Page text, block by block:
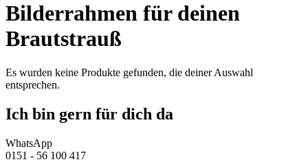
Bilderrahmen für deinen
Brautstrauß
Es wurden keine Produkte gefunden, die deiner Auswahl
entsprechen.
Ich bin gern für dich da
WhatsApp
0151 - 56 100 417